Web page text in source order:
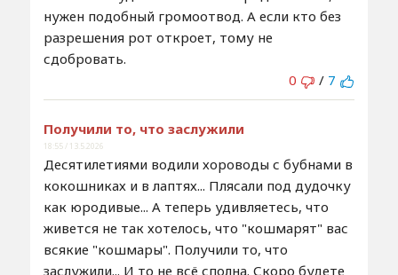
нужен подобный громоотвод. А если кто без
разрешения рот откроет, тому не
сдобровать.
0
/ 7
Получили то, что заслужили
18:55 / 13.5.2026
Десятилетиями водили хороводы с бубнами в
кокошниках и в лаптях... Плясали под дудочку
как юродивые... А теперь удивляетесь, что
живется не так хотелось, что "кошмарят" вас
всякие "кошмары". Получили то, что
заслужили... И то не всё сполна. Скоро будете